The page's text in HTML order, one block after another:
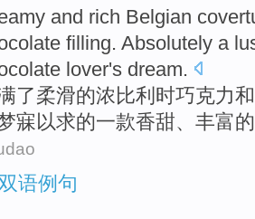
and rich Belgian
filling. Absolutely a
lover's dream.
了柔滑的浓 比利时巧克力和
寐 以求的一款香甜、 丰富
语例句